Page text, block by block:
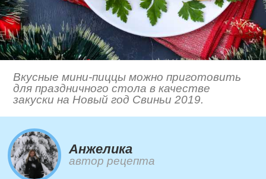
Вкусные мини-пиццы можно приготовить
для праздничного стола в качестве
закуски на Новый год Свиньи 2019.
Анжелика
автор рецепта